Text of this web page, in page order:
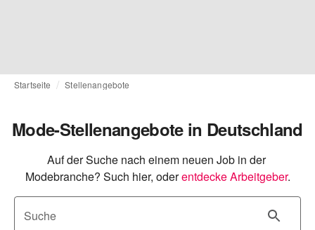
Startseite Stellenangebote
Mode-Stellenangebote in Deutschland
Auf der Suche nach einem neuen Job in der
Modebranche? Such hier, oderentdecke Arbeitgeber.
Suche